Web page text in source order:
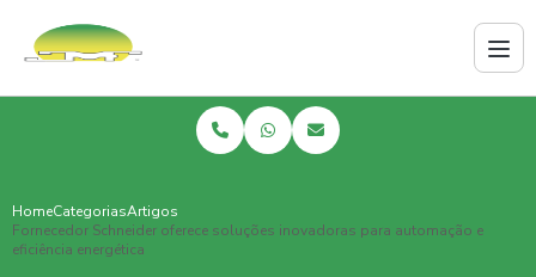
HomeCategoriasArtigos
Fornecedor Schneider oferece soluções inovadoras para automação e
eficiência energética